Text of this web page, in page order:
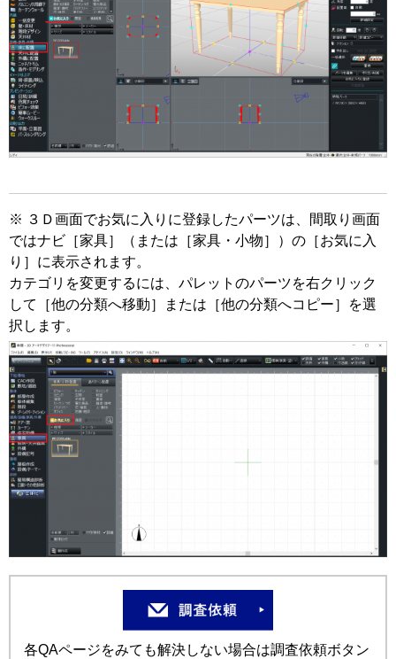
※ ３Ｄ画面でお気に入りに登録したパーツは、間取り画面
ではナビ［家具］（または［家具・小物］）の［お気に入
り］に表示されます。
カテゴリを変更するには、パレットのパーツを右クリック
して［他の分類へ移動］または［他の分類へコピー］を選
択します。
各QAページをみても解決しない場合は調査依頼ボタン